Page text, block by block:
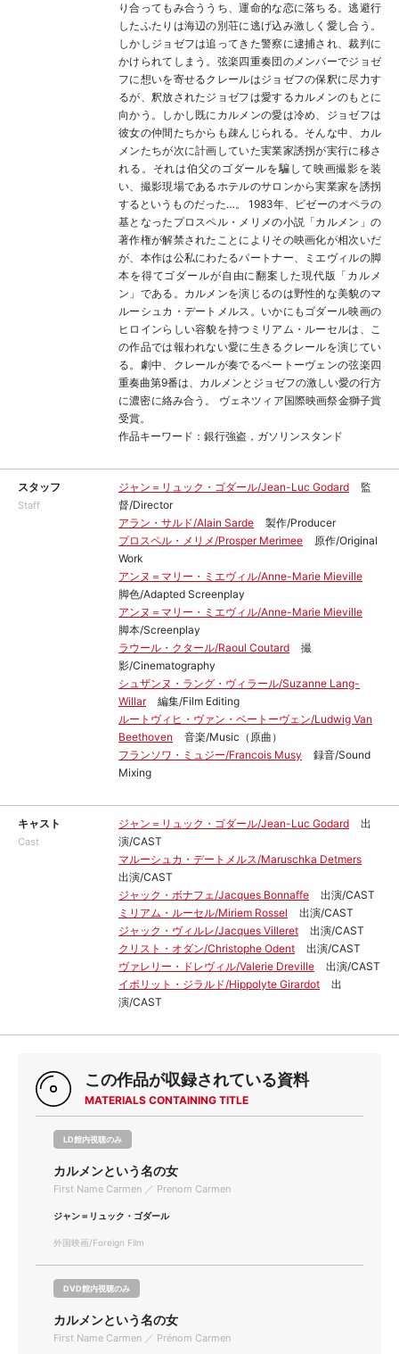
り合ってもみ合ううち、運命的な恋に落ちる。逃避行
したふたりは海辺の別荘に逃げ込み激しく愛し合う。
しかしジョゼフは追ってきた警察に逮捕され、裁判に
かけられてしまう。弦楽四重奏団のメンバーでジョゼ
フに想いを寄せるクレールはジョゼフの保釈に尽力す
るが、釈放されたジョゼフは愛するカルメンのもとに
向かう。しかし既にカルメンの愛は冷め、ジョゼフは
彼女の仲間たちからも疎んじられる。そんな中、カル
メンたちが次に計画していた実業家誘拐が実行に移さ
れる。それは伯父のゴダールを騙して映画撮影を装
い、撮影現場であるホテルのサロンから実業家を誘拐
するというものだった…。 1983年、ビゼーのオペラの
基となったプロスペル・メリメの小説「カルメン」の
著作権が解禁されたことによりその映画化が相次いだ
が、本作は公私にわたるパートナー、ミエヴィルの脚
本を得てゴダールが自由に翻案した現代版「カルメ
ン」である。カルメンを演じるのは野性的な美貌のマ
ルーシュカ・デートメルス。いかにもゴダール映画の
ヒロインらしい容貌を持つミリアム・ルーセルは、こ
の作品では報われない愛に生きるクレールを演じてい
る。劇中、クレールが奏でるベートーヴェンの弦楽四
重奏曲第9番は、カルメンとジョゼフの激しい愛の行方
に濃密に絡み合う。 ヴェネツィア国際映画祭金獅子賞
受賞。
作品キーワード：銀行強盗，ガソリンスタンド
スタッフ
Staff
ジャン＝リュック・ゴダール/Jean-Luc Godard
監
督/Director
アラン・サルド/Alain Sarde
製作/Producer
プロスペル・メリメ/Prosper Merimee
原作/Original
Work
アンヌ＝マリー・ミエヴィル/Anne-Marie Mieville
脚色/Adapted Screenplay
アンヌ＝マリー・ミエヴィル/Anne-Marie Mieville
脚本/Screenplay
ラウール・クタール/Raoul Coutard
撮
影/Cinematography
シュザンヌ・ラング・ヴィラール/Suzanne Lang-
Willar
編集/Film Editing
ルートヴィヒ・ヴァン・ベートーヴェン/Ludwig Van
Beethoven
音楽/Music（原曲）
フランソワ・ミュジー/Francois Musy
録音/Sound
Mixing
キャスト
Cast
ジャン＝リュック・ゴダール/Jean-Luc Godard
出
演/CAST
マルーシュカ・デートメルス/Maruschka Detmers
出演/CAST
ジャック・ボナフェ/Jacques Bonnaffe
出演/CAST
ミリアム・ルーセル/Miriem Rossel
出演/CAST
ジャック・ヴィルレ/Jacques Villeret
出演/CAST
クリスト・オダン/Christophe Odent
出演/CAST
ヴァレリー・ドレヴィル/Valerie Dreville
出演/CAST
イポリット・ジラルド/Hippolyte Girardot
出
演/CAST
この作品が収録されている資料
MATERIALS CONTAINING TITLE
LD館内視聴のみ
カルメンという名の女
First Name Carmen ／ Prenom Carmen
ジャン＝リュック・ゴダール
外国映画/Foreign Film
DVD館内視聴のみ
カルメンという名の女
First Name Carmen ／ Prénom Carmen